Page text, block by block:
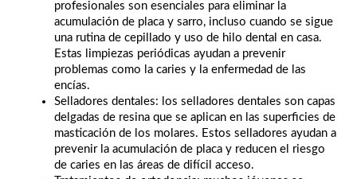
profesionales son esenciales para eliminar la
acumulación de placa y sarro, incluso cuando se sigue
una rutina de cepillado y uso de hilo dental en casa.
Estas limpiezas periódicas ayudan a prevenir
problemas como la caries y la enfermedad de las
encías.
Selladores dentales: los selladores dentales son capas
delgadas de resina que se aplican en las superficies de
masticación de los molares. Estos selladores ayudan a
prevenir la acumulación de placa y reducen el riesgo
de caries en las áreas de difícil acceso.